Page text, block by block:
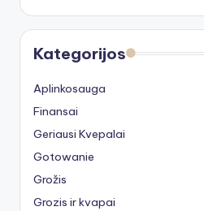
Kategorijos
Aplinkosauga
Finansai
Geriausi Kvepalai
Gotowanie
Grožis
Grozis ir kvapai